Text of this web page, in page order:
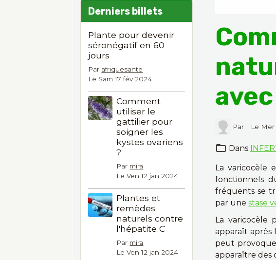
Par Le Mer
Dans
La varicocèle
fonctionnels
fréquents se
par unestase
La varicocèle
apparaît après
peut
apparaître des
Derniers billets
Plante pour devenir
séronégatif en 60
jours
Par afriquesante
Le Sam 17 fév 2024
Comment
utiliser le
gattilier pour
soigner les
kystes ovariens
?
Par mira
Le Ven 12 jan 2024
Plantes et
remèdes
naturels contre
l'hépatite C
Par mira
Le Ven 12 jan 2024